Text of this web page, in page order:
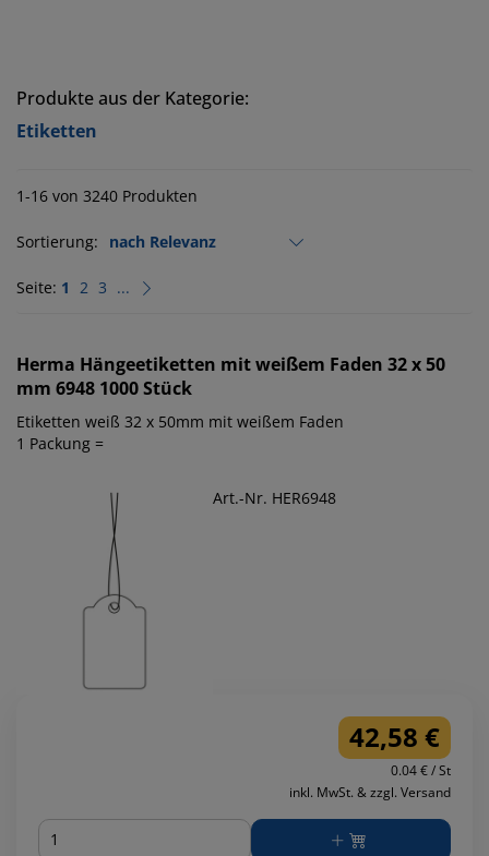
Produkte aus der Kategorie:
Etiketten
1-16 von 3240 Produkten
Sortierung:
Seite: 1 2 3 ...
Herma Hängeetiketten mit weißem Faden 32 x 50
mm 6948 1000 Stück
Etiketten weiß 32 x 50mm mit weißem Faden
1 Packung =
Art.-Nr. HER6948
42,58 €
0.04 € / St
inkl. MwSt. & zzgl. Versand
Menge